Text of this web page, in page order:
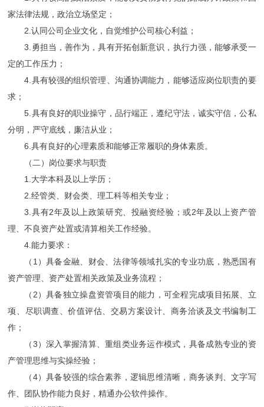
家法律法规，政治立场坚定；
2.认同公司企业文化，自觉维护公司核心利益；
3.勇担当，善作为，具有开拓创新意识，执行力强，能够承受一
定的工作压力；
4.具有较强的组织管理、沟通协调能力，能够适应岗位职责的要
求；
5.具有良好的职业操守，品行端正，遵纪守法，诚实守信，公私
分明，严守底线，廉洁从业；
6.具有良好的心理素质和能够正常履职的身体素质。
（二）岗位要求与职责
1.大学本科及以上学历；
2.经管类、财会类、理工科等相关专业；
3.具有2年及以上政策研究、投融资经验；或2年及以上资产管
理、不良资产处置或清算相关工作经验。
4.能力要求：
（1）具备金融、财会、法律等领域扎实的专业功底，熟悉国有
资产管理、资产处置相关政策及业务流程；
（2）具备独立操盘资管项目的能力，可全程完成项目拓展、立
项、尽职调查、价值评估、交易方案设计、商务洽谈及文书编制工
作；
（3）深入掌握清算、重组类业务运作模式，具备成熟专业的资
产管理思维与实操经验；
（4）具备较强的综合素养，逻辑思维清晰，商务谈判、文字写
作、团队协作能力良好，精通办公软件操作。